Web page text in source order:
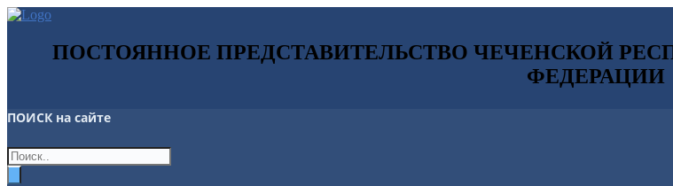
ПОСТОЯННОЕ ПРЕДСТАВИТЕЛЬСТВО ЧЕЧЕНСКОЙ
ФЕДЕРАЦИИ
ПОИСК на сайте